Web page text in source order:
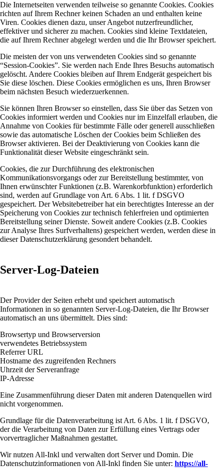
Die Internetseiten verwenden teilweise so genannte Cookies. Cookies
richten auf Ihrem Rechner keinen Schaden an und enthalten keine
Viren. Cookies dienen dazu, unser Angebot nutzerfreundlicher,
effektiver und sicherer zu machen. Cookies sind kleine Textdateien,
die auf Ihrem Rechner abgelegt werden und die Ihr Browser speichert.
Die meisten der von uns verwendeten Cookies sind so genannte
“Session-Cookies”. Sie werden nach Ende Ihres Besuchs automatisch
gelöscht. Andere Cookies bleiben auf Ihrem Endgerät gespeichert bis
Sie diese löschen. Diese Cookies ermöglichen es uns, Ihren Browser
beim nächsten Besuch wiederzuerkennen.
Sie können Ihren Browser so einstellen, dass Sie über das Setzen von
Cookies informiert werden und Cookies nur im Einzelfall erlauben, die
Annahme von Cookies für bestimmte Fälle oder generell ausschließen
sowie das automatische Löschen der Cookies beim Schließen des
Browser aktivieren. Bei der Deaktivierung von Cookies kann die
Funktionalität dieser Website eingeschränkt sein.
Cookies, die zur Durchführung des elektronischen
Kommunikationsvorgangs oder zur Bereitstellung bestimmter, von
Ihnen erwünschter Funktionen (z.B. Warenkorbfunktion) erforderlich
sind, werden auf Grundlage von Art. 6 Abs. 1 lit. f DSGVO
gespeichert. Der Websitebetreiber hat ein berechtigtes Interesse an der
Speicherung von Cookies zur technisch fehlerfreien und optimierten
Bereitstellung seiner Dienste. Soweit andere Cookies (z.B. Cookies
zur Analyse Ihres Surfverhaltens) gespeichert werden, werden diese in
dieser Datenschutzerklärung gesondert behandelt.
Server-Log-Dateien
Der Provider der Seiten erhebt und speichert automatisch
Informationen in so genannten Server-Log-Dateien, die Ihr Browser
automatisch an uns übermittelt. Dies sind:
Browsertyp und Browserversion
verwendetes Betriebssystem
Referrer URL
Hostname des zugreifenden Rechners
Uhrzeit der Serveranfrage
IP-Adresse
Eine Zusammenführung dieser Daten mit anderen Datenquellen wird
nicht vorgenommen.
Grundlage für die Datenverarbeitung ist Art. 6 Abs. 1 lit. f DSGVO,
der die Verarbeitung von Daten zur Erfüllung eines Vertrags oder
vorvertraglicher Maßnahmen gestattet.
Wir nutzen All-Inkl und verwalten dort Server und Domin. Die
Datenschutzinformationen von All-Inkl finden Sie unter: https://all-